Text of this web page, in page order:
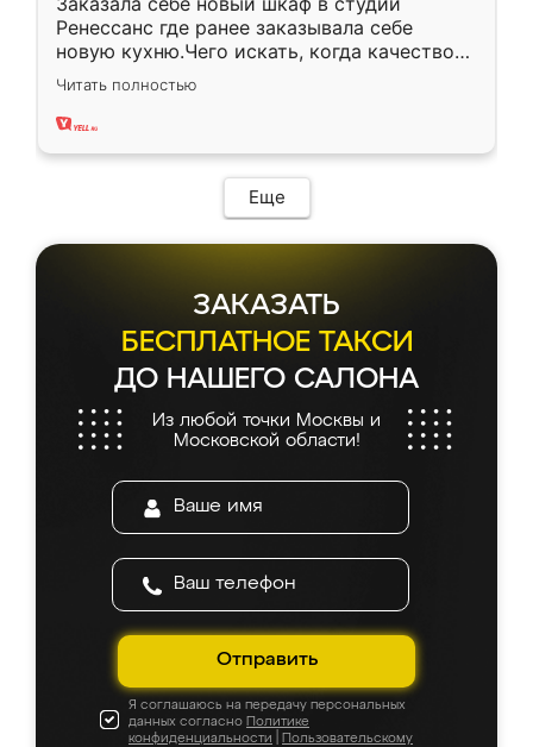
Ренессанс где ранее заказывала себе
новую кухню.Чего искать, когда качеством
вполне довольна. Служит кухня уже почти
два года, нареканий нет.
Читать полностью
Еще
ЗАКАЗАТЬ
БЕСПЛАТНОЕ ТАКСИ
ДО НАШЕГО САЛОНА
Из любой точки Москвы и
Московской области!
Отправить
Я соглашаюсь на передачу персональных
данных согласно Политике
конфиденциальности
Пользовательскому